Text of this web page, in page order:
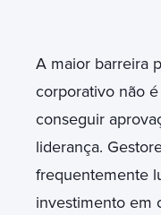
A maior barreira
corporativo não
conseguir
liderança.
frequentemente
investimento em